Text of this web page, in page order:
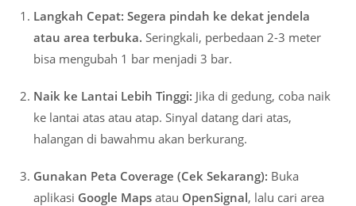
Langkah Cepat: Segera pindah ke dekat jendela
atau area terbuka. Seringkali, perbedaan 2-3 meter
bisa mengubah 1 bar menjadi 3 bar.
Naik ke Lantai Lebih Tinggi: Jika di gedung, coba naik
ke lantai atas atau atap. Sinyal datang dari atas,
halangan di bawahmu akan berkurang.
Gunakan Peta Coverage (Cek Sekarang): Buka
aplikasi Google Maps atau OpenSignal, lalu cari area